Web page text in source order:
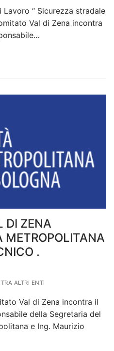
“ Sicurezza stradale
Val di Zena incontra
DI ZENA
METROPOLITANA
.
ALTRI ENTI
Val di Zena incontra il
della Segretaria del
e Ing. Maurizio